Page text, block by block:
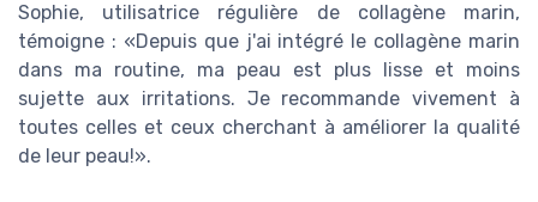
Sophie, utilisatrice régulière de collagène marin,
témoigne : «Depuis que j'ai intégré le collagène marin
dans ma routine, ma peau est plus lisse et moins
sujette aux irritations. Je recommande vivement à
toutes celles et ceux cherchant à améliorer la qualité
de leur peau!».